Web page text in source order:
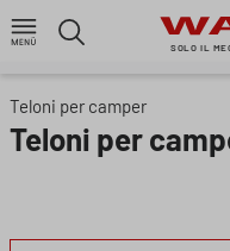
Passa al contenuto
SOLO IL
Teloni per camper
Teloni per